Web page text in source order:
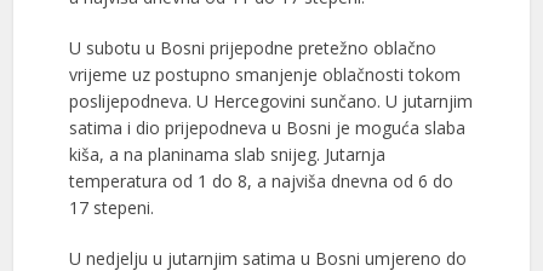
U subotu u Bosni prijepodne pretežno oblačno
vrijeme uz postupno smanjenje oblačnosti tokom
poslijepodneva. U Hercegovini sunčano. U jutarnjim
satima i dio prijepodneva u Bosni je moguća slaba
kiša, a na planinama slab snijeg. Jutarnja
temperatura od 1 do 8, a najviša dnevna od 6 do
17 stepeni.
U nedjelju u jutarnjim satima u Bosni umjereno do